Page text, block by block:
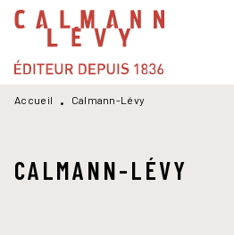
MENU RECHERCHE
PIED DE PAGE
Accueil • Calmann-Lévy
CALMANN-LÉVY